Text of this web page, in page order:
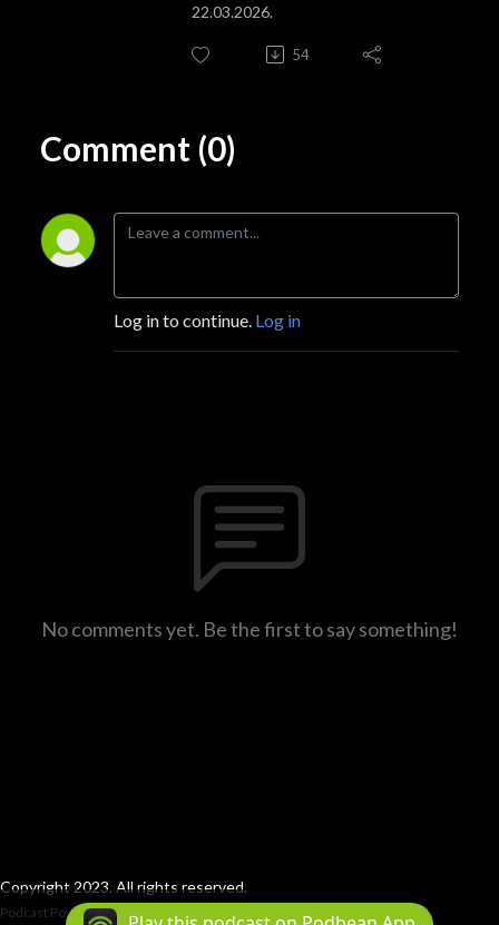
22.03.2026.
54
Comment (0)
Log in to continue. Log in
No comments yet. Be the first to say something!
Copyright 2023. All rights reserved.
Podcast Powered By Podbean